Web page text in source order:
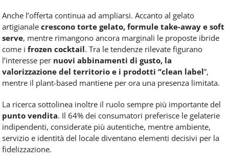
Anche l’offerta continua ad ampliarsi. Accanto al gelato
artigianale crescono torte gelato, formule take-away e soft
serve, mentre rimangono ancora marginali le proposte ibride
come i frozen cocktail. Tra le tendenze rilevate figurano
l’interesse per nuovi abbinamenti di gusto, la
valorizzazione del territorio e i prodotti “clean label”,
mentre il plant-based mantiene per ora una presenza limitata.
La ricerca sottolinea inoltre il ruolo sempre più importante del
punto vendita. Il 64% dei consumatori preferisce le gelaterie
indipendenti, considerate più autentiche, mentre ambiente,
servizio e identità del locale diventano elementi decisivi per la
fidelizzazione.